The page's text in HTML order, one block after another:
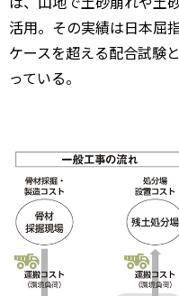
活用。その実績は日本屈
ケースを超える配合試験
っている。